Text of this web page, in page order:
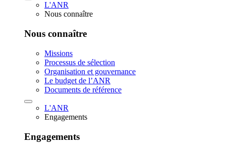
L'ANR
Nous connaître
Nous connaître
Missions
Processus de sélection
Organisation et gouvernance
Le budget de l’ANR
Documents de référence
L'ANR
Engagements
Engagements